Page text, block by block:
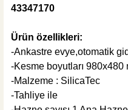
19.303,20 TL
Sepete Ekle
Hansgrohe
Hansgrohe Focus 240 Spiralli
43347170
Ürün özellikleri:
-Ankastre evye,otomatik
-Kesme boyutları 980x480
-Malzeme : SilicaTec
-Tahliye ile